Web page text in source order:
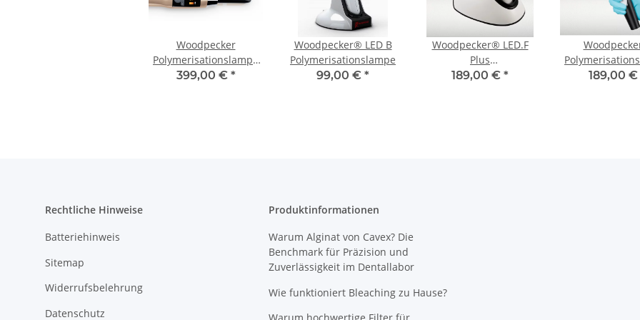
Woodpecker
Polymerisationslampe
X-Cure
399,00 € *
Woodpecker® LED B
Polymerisationslampe
99,00 € *
Woodpecker® LED.F
Plus
Polymerisationslampe
189,00 € *
O-LIGHT
189,00 €
Rechtliche Hinweise
Batteriehinweis
Sitemap
Widerrufsbelehrung
Datenschutz
Produktinformationen
Warum Alginat von Cavex? Die
Benchmark für Präzision und
Zuverlässigkeit im Dentallabor
Wie funktioniert Bleaching zu Hause?